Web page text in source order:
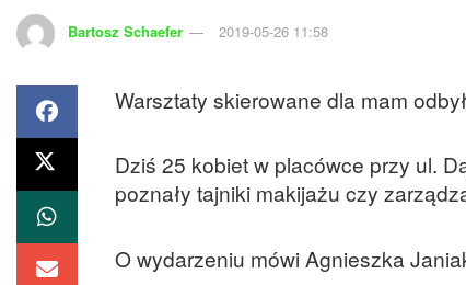
Bartosz Schaefer 2019-05-26 11:58
Warsztaty skierowane dla mam
Dziś 25 kobiet w placówce przy ul.
poznały tajniki makijażu czy
O wydarzeniu mówi Agnieszka